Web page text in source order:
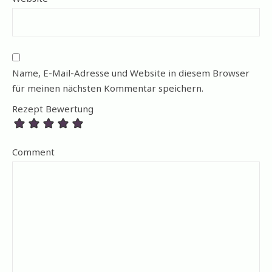
Name, E-Mail-Adresse und Website in diesem Browser
für meinen nächsten Kommentar speichern.
Rezept Bewertung
Comment